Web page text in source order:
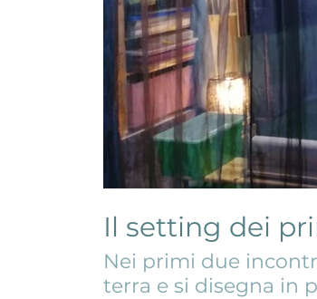
Il setting dei
Nei primi due
terra e si disegna in